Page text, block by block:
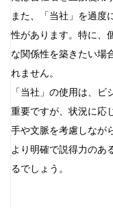
また、「当社」を過度
性があります。特に、
な関係性を築きたい場
れません。
「当社」の使用は、
重要ですが、状況に応
手や文脈を考慮しなが
より明確で説得力のあ
るでしょう。